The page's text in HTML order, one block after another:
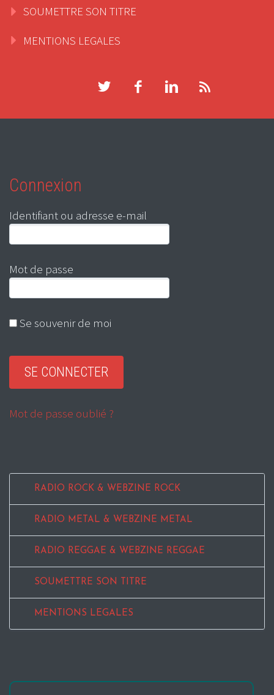
SOUMETTRE SON TITRE
MENTIONS LEGALES
Connexion
Identifiant ou adresse e-mail
Mot de passe
Se souvenir de moi
Mot de passe oublié ?
RADIO ROCK & WEBZINE ROCK
RADIO METAL & WEBZINE METAL
RADIO REGGAE & WEBZINE REGGAE
SOUMETTRE SON TITRE
MENTIONS LEGALES